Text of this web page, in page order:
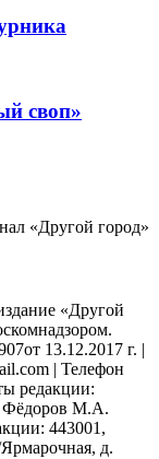
своп»
«Другой город»
«Другой
13.12.2017 г. |
| Телефон
редакции:
Фёдоров М.А.
443001,
д.